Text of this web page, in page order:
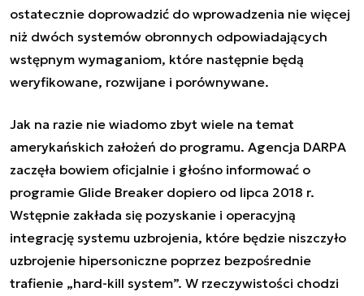
ostatecznie doprowadzić do wprowadzenia nie więcej
niż dwóch systemów obronnych odpowiadających
wstępnym wymaganiom, które następnie będą
weryfikowane, rozwijane i porównywane.
Jak na razie nie wiadomo zbyt wiele na temat
amerykańskich założeń do programu. Agencja DARPA
zaczęła bowiem oficjalnie i głośno informować o
programie Glide Breaker dopiero od lipca 2018 r.
Wstępnie zakłada się pozyskanie i operacyjną
integrację systemu uzbrojenia, które będzie niszczyło
uzbrojenie hipersoniczne poprzez bezpośrednie
trafienie „hard-kill system”. W rzeczywistości chodzi